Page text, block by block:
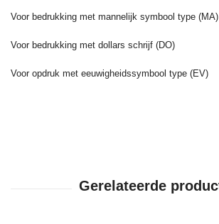
Voor bedrukking met mannelijk symbool type (MA)
Voor bedrukking met dollars schrijf (DO)
Voor opdruk met eeuwigheidssymbool type (EV)